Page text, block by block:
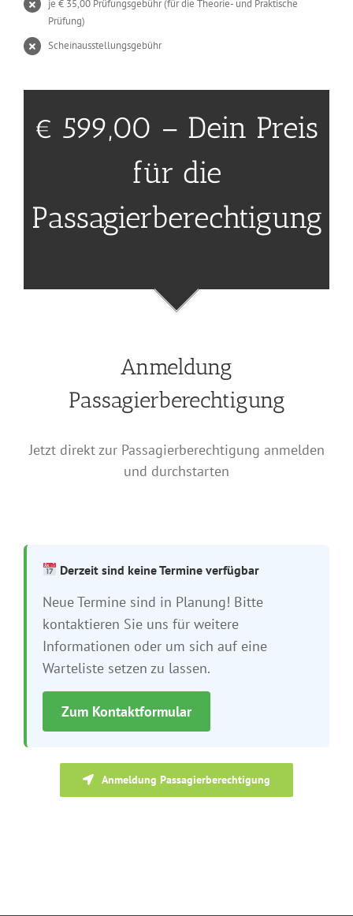
je € 35,00 Prüfungsgebühr (für die Theorie- und Praktische
Prüfung)
Scheinausstellungsgebühr
€ 599,00 – Dein Preis
für die
Passagierberechtigung
Anmeldung
Passagierberechtigung
Jetzt direkt zur Passagierberechtigung anmelden
und durchstarten
Derzeit sind keine Termine verfügbar
Neue Termine sind in Planung! Bitte
kontaktieren Sie uns für weitere
Informationen oder um sich auf eine
Warteliste setzen zu lassen.
Zum Kontaktformular
Anmeldung Passagierberechtigung